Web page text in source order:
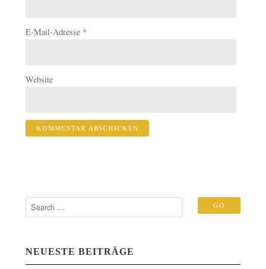
E-Mail-Adresse *
Website
NEUESTE BEITRÄGE